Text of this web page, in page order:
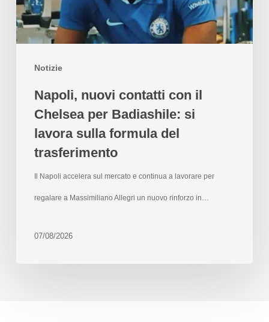
Notizie
Napoli, nuovi contatti con il
Chelsea per Badiashile: si
lavora sulla formula del
trasferimento
Il Napoli accelera sul mercato e continua a lavorare per
regalare a Massimiliano Allegri un nuovo rinforzo in…
07/08/2026